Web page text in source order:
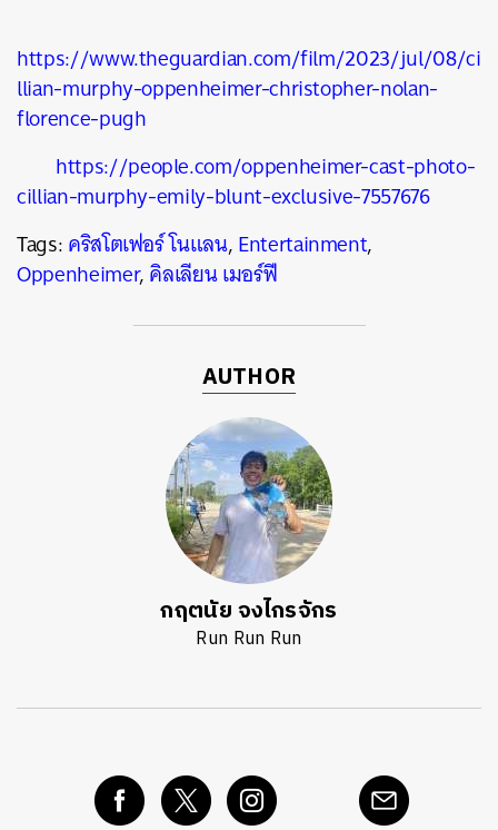
https://www.theguardian.com/film/2023/jul/08/ci
llian-murphy-oppenheimer-christopher-nolan-
florence-pugh
https://people.com/oppenheimer-cast-photo-
cillian-murphy-emily-blunt-exclusive-7557676
Tags:คริสโตเฟอร์ โนแลน,Entertainment,
Oppenheimer,คิลเลียน เมอร์ฟี
AUTHOR
กฤตนัย จงไกรจักร
Run Run Run